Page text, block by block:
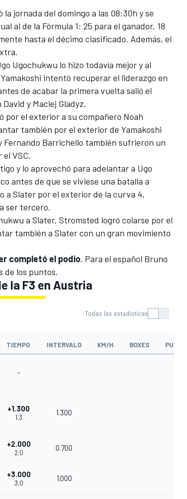
jornada del domingo a las 08:30h y se
al de la Fórmula 1: 25 para el ganador, 18
hasta el décimo clasificado. Además, el
Ugochukwu lo hizo todavía mejor y al
intentó recuperar el liderazgo en
de acabar la primera vuelta salió el
y Maciej Gladyz.
por el exterior a su compañero Noah
también por el exterior de Yamakoshi
Fernando Barrichello también sufrieron un
VSC.
y lo aprovechó para adelantar a Ugo
antes de que se viviese una batalla a
a Slater por el exterior de la curva 4,
ser tercero.
a Slater, Stromsted logró colarse por el
también a Slater con un gran movimiento
completó el podio. Para el español Bruno
de los puntos.
la F3 en Austria
Todas las estadísticas
TIEMPO INTERVALO KM/H BOXES PUNTOS
-
+1.300
1.3
1.300
+2.000
2.0
0.700
+3.000
3.0
1.000